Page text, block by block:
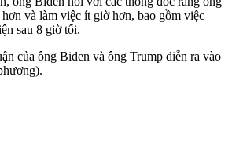
và làm việc ít giờ hơn, bao gồm việc
sau 8 giờ tối.
của ông Biden và ông Trump diễn ra vào